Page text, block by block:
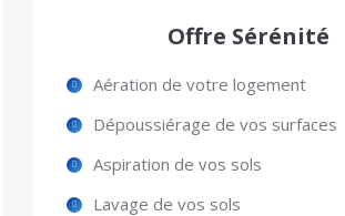
Offre Sérénité
Aération de votre logement
Dépoussiérage de vos surfaces
Aspiration de vos sols
Lavage de vos sols